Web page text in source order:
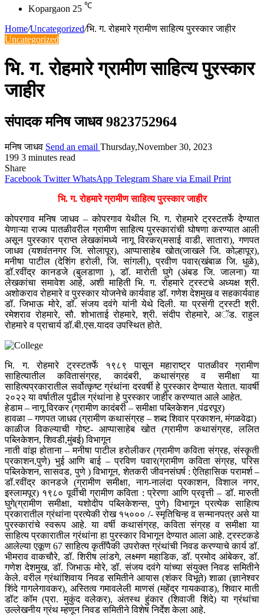
Kopargaon 25 ℃
Home/Uncategorized/भि. ग. रोहमारे ग्रामीण साहित्य पुरस्कार जाहीर
Uncategorized
भि. ग. रोहमारे ग्रामीण साहित्य पुरस्कार
जाहीर
संपादक मनिष जाधव 9823752964
मनिष जाधव Send an email Thursday,November 30, 2023
199 3 minutes read
Share
Facebook Twitter WhatsApp Telegram Share via Email Print
भि. ग. रोहमारे ग्रामीण साहित्य पुरस्कार जाहीर
कोपरगाव मनिष जाधव – कोपरगाव येथील भि. ग. रोहमारे ट्रस्टतर्फे देण्यात
येणाऱ्या राज्य पातळीवरील ग्रामीण साहित्य पुरस्कारांची घोषणा करण्यात आली
असून पुरस्कार प्राप्त लेखकांमध्ये नागू विरकर(मसाई वाडी, सातारा), गणपत
जाधव (यशवंतनगर जि. सोलापूर), आप्पासाहेब खोत(जाखले जि. कोल्हापूर),
मनीषा पाटील (देशिंग हरोली, जि. सांगली), प्रवीण पवार(खंबाळ जि. धुळे),
डॉ.रवींद्र कानडजे (बुलडाणा ), डॉ. मारोती घुगे (अंबड जि. जालना) या
लेखकांचा समावेश आहे, अशी माहिती भि. ग. रोहमारे ट्रस्टचे अध्यक्ष श्री.
अशोकराव रोहमारे व पुरस्कार योजनेचे कार्यवाह डॉ. गणेश देशमुख व सहकार्यवाह
डॉ. जिभाऊ मोरे, डॉ. संजय दवंगे यांनी येथे दिली. या प्रसंगी ट्रस्टी श्री.
रमेशराव रोहमारे, सौ. शोभाताई रोहमारे, श्री. संदीप रोहमारे, अॅड. राहुल
रोहमारे व प्राचार्य डॉ.बी.एस.यादव उपस्थित होते.
भि. ग. रोहमारे ट्रस्टतर्फे १९८९ पासून महाराष्ट्र पातळीवर ग्रामीण
साहित्यातील कवितासंग्रह, कादंबरी, कथासंग्रह व समीक्षा या
साहित्यप्रकारातील सर्वोत्कृष्ट ग्रंथांना दरवर्षी हे पुरस्कार देण्यात येतात. यावर्षी
२०२२ या वर्षातील पुढील ग्रंथांना हे पुरस्कार जाहीर करण्यात आले आहेत.
हेडाम – नागू विरकर (ग्रामीण कादंबरी – समीक्षा पब्लिकेशन ,पंढरपूर)
हावळा – गणपत जाधव (ग्रामीण कथासंग्रह – शब्द शिवार प्रकाशन, मंगळवेढा)
काळीज विकल्याची गोष्ट- आप्पासाहेब खोत (ग्रामीण कथासंग्रह, ललित
पब्लिकेशन, शिवडी,मुंबई) विभागून
नाती वांझ होताना – मनीषा पाटील हरोलीकर (ग्रामीण कविता संग्रह, संस्कृती
प्रकाशन,पुणे) भुई आणि बाई – प्रविण पवार(ग्रामीण कविता संग्रह, परिस
पब्लिकेशन, सासवड, पुणे ) विभागून, शेतकरी जीवनसंघर्ष : ऐतिहासिक परामर्श –
डॉ.रवींद्र कानडजे (ग्रामीण समीक्षा, नाग-नालंदा प्रकाशन, विशाल नगर,
इस्लामपूर) १९८० पूर्वीची ग्रामीण कविता : प्रेरणा आणि प्रवृत्ती – डॉ. मारुती
घुगे(ग्रामीण समीक्षा, यशोदीप पब्लिकेशन्स, पुणे) विभागून प्रत्येक साहित्य
प्रकारातील ग्रंथांना प्रत्येकी रोख १५००० /- स्मृतिचिन्ह व सन्मानपत्र असे या
पुरस्कारांचे स्वरूप आहे. या वर्षी कथासंग्रह, कविता संग्रह व समीक्षा या
साहित्य प्रकारातील ग्रंथांना हा पुरस्कार विभागून देण्यात आला आहे. ट्रस्टकडे
आलेल्या एकूण 67 साहित्य कृतींपैकी उपरोक्त ग्रंथांची निवड करण्याचे कार्य डॉ.
भीमराव वाकचौरे, डॉ. शिरीष लांडगे, लक्ष्मण महाडिक, डॉ. प्रमोद आंबेकर, डॉ.
गणेश देशमुख, डॉ. जिभाऊ मोरे, डॉ. संजय दवंगे यांच्या संयुक्त निवड समितीने
केले. वरील ग्रंथांशिवाय निवड समितीने आयास (शंकर विभूते) शाळा (ज्ञानेश्वर
शिंदे गागलेगावकर), अस्तित्व गमावलेली माणसं (महेंद्र गायकवाड), शिवार माती
डॉट कॉम (प्रा. मुकुंद वलेकर), अंतस्थ हुंकार (शिवाजी शिंदे) या ग्रंथांचा
उल्लेखनीय ग्रंथ म्हणून निवड समितीने विशेष निर्देश केला आहे.